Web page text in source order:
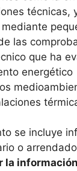
técnicas,
las
que ha
energético
se incluye
o
la